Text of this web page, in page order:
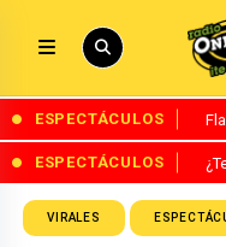
ESPECTÁCULOS
ESPECTÁCULOS
VIRALES